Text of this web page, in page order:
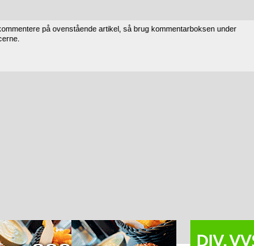
på ovenstående artikel, så brug kommentarboksen under